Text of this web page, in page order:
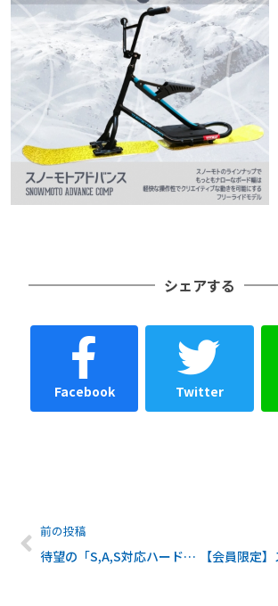
シェアする
Facebook Twitter
前の投稿
待望の「S,A,S対応ハードブッシュ」販売スタート